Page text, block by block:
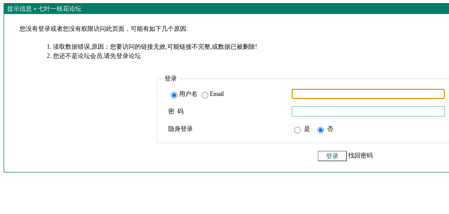
提示信息 » 七叶一枝花论坛
您没有登录或者您没有权限访问此页面，可能有如下几个原因:
读取数据错误,原因：您要访问的链接无效,可能链接不完整,或数据已被删除!
您还不是论坛会员,请先登录论坛
登录
用户名 Email
密 码
隐身登录 是 否
找回密码